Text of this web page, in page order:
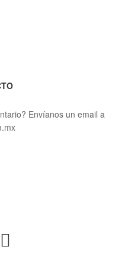
Envíanos un email a